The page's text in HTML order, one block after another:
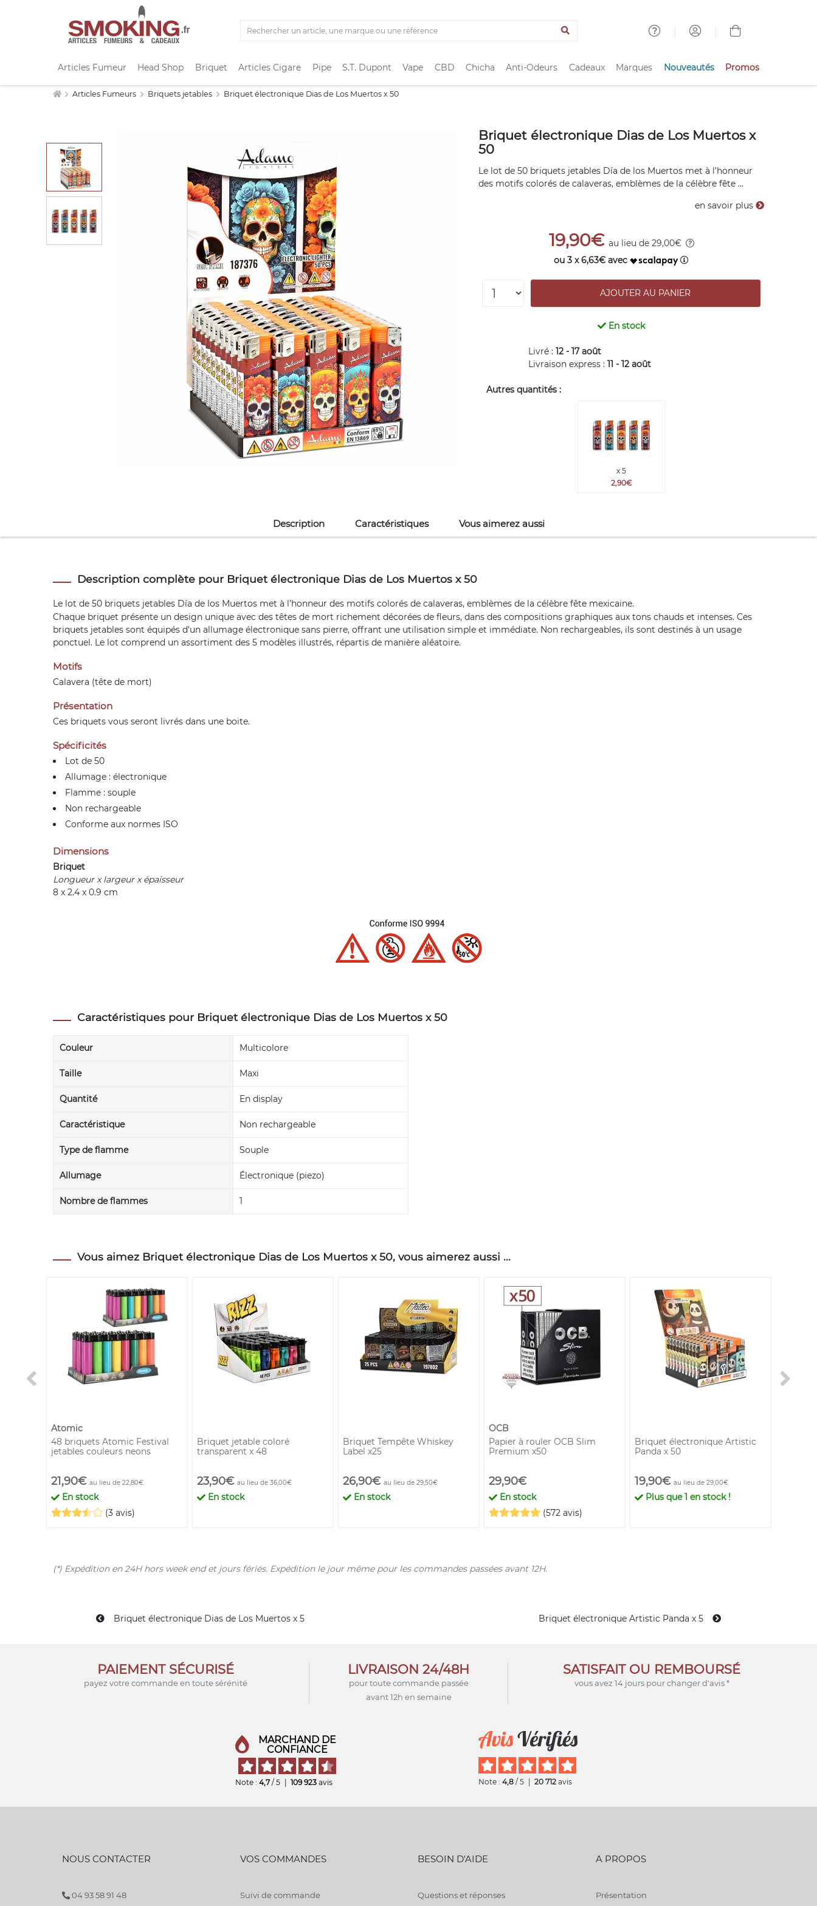
Articles Fumeur Head Shop Briquet Articles Cigare Pipe S.T. Dupont Vape CBD Chicha Anti-Odeurs Cadeaux Marques Nouveautés Promos
Articles Fumeurs Briquets jetables Briquet électronique Dias de Los Muertos x 50
Briquet électronique Dias de Los Muertos x
50
Le lot de 50 briquets jetables Día de los Muertos met à l’honneur
des motifs colorés de calaveras, emblèmes de la célèbre fête ...
en savoir plus
19,90€ au lieu de 29,00€
ou 3 x 6,63€ avec
En stock
Livré :12 - 17 août
Livraison express :11 - 12 août
Autres quantités :
x 5
2,90€
Description Caractéristiques Vous aimerez aussi
Description complète pour Briquet électronique Dias de Los Muertos x 50
Le lot de 50 briquets jetables Día de los Muertos met à l’honneur des motifs colorés de calaveras, emblèmes de la célèbre fête mexicaine.
Chaque briquet présente un design unique avec des têtes de mort richement décorées de fleurs, dans des compositions graphiques aux tons chauds et intenses. Ces
briquets jetables sont équipés d’un allumage électronique sans pierre, offrant une utilisation simple et immédiate. Non rechargeables, ils sont destinés à un usage
ponctuel. Le lot comprend un assortiment des 5 modèles illustrés, répartis de manière aléatoire.
Motifs
Calavera (tête de mort)
Présentation
Ces briquets vous seront livrés dans une boite.
Spécificités
Lot de 50
Allumage : électronique
Flamme : souple
Non rechargeable
Conforme aux normes ISO
Dimensions
Briquet
Longueur x largeur x épaisseur
8 x 2.4 x 0.9 cm
Caractéristiques pour Briquet électronique Dias de Los Muertos x 50
Couleur Multicolore
Taille Maxi
Quantité En display
Caractéristique Non rechargeable
Type de flamme Souple
Allumage Électronique (piezo)
Nombre de flammes 1
Vous aimez Briquet électronique Dias de Los Muertos x 50, vous aimerez aussi ...
Atomic
48 briquets Atomic Festival
jetables couleurs neons
21,90€ au lieu de 22,80€
En stock
(3 avis)
Briquet jetable coloré
transparent x 48
23,90€ au lieu de 36,00€
En stock
Briquet Tempête Whiskey
Label x25
26,90€ au lieu de 29,50€
En stock
OCB
Papier à rouler OCB Slim
Premium x50
29,90€
En stock
(572 avis)
Briquet électronique Artistic
Panda x 50
19,90€ au lieu de 29,00€
Plus que1 en stock !
(*) Expédition en 24H hors week end et jours fériés. Expédition le jour même pour les commandes passées avant 12H.
Briquet électronique Dias de Los Muertos x 5 Briquet électronique Artistic Panda x 5
PAIEMENT SÉCURISÉ
payez votre commande en toute sérénité
LIVRAISON 24/48H
pour toute commande passée
avant 12h en semaine
SATISFAIT OU REMBOURSÉ
vous avez 14 jours pour changer d'avis *
MARCHAND DE
CONFIANCE
Note : 4,7 / 5 109 923 avis Note : 4,8 / 5 20 712 avis
NOUS CONTACTER
04 93 58 91 48
VOS COMMANDES
Suivi de commande
BESOIN D'AIDE
Questions et réponses
A PROPOS
Présentation